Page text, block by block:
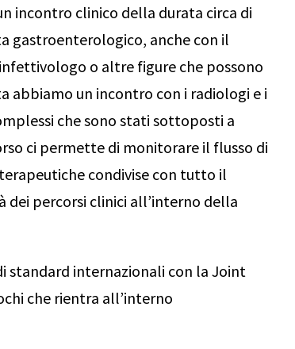
incontro clinico della durata circa di
gastroenterologico, anche con il
o altre figure che possono
abbiamo un incontro con i radiologi e i
che sono stati sottoposti a
ci permette di monitorare il flusso di
condivise con tutto il
percorsi clinici all’interno della
standard internazionali con la Joint
che rientra all’interno